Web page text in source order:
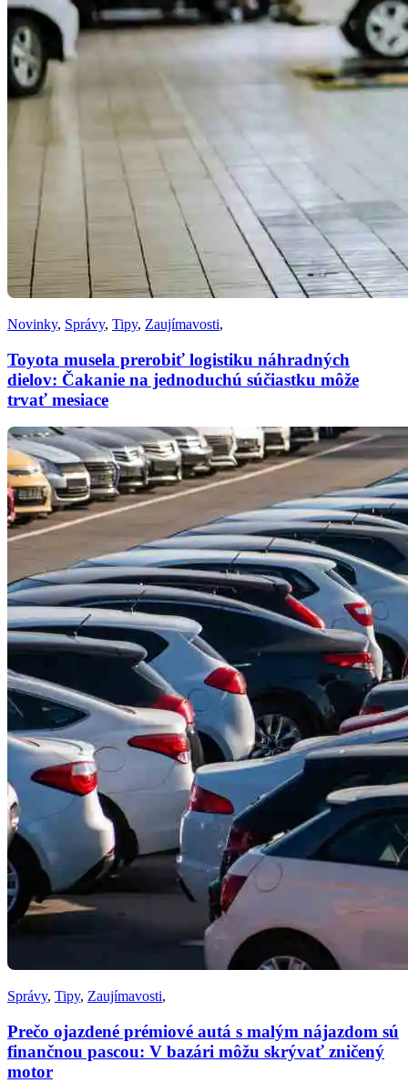
Novinky, Správy, Tipy, Zaujímavosti,
Toyota musela prerobiť logistiku náhradných
dielov: Čakanie na jednoduchú súčiastku môže
trvať mesiace
Správy, Tipy, Zaujímavosti,
Prečo ojazdené prémiové autá s malým nájazdom sú
finančnou pascou: V bazári môžu skrývať zničený
motor